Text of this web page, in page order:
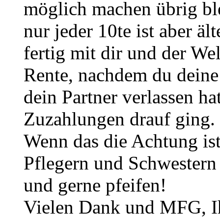
möglich machen übrig
nur jeder 10te ist aber
fertig mit dir und der
Rente, nachdem du
dein Partner verlassen
Zuzahlungen drauf ging.
Wenn das die Achtung
Pflegern und
und gerne pfeifen!
Vielen Dank und MFG,